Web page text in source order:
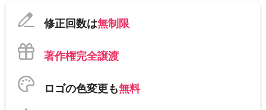
修正回数は無制限
著作権完全譲渡
ロゴの色変更も無料